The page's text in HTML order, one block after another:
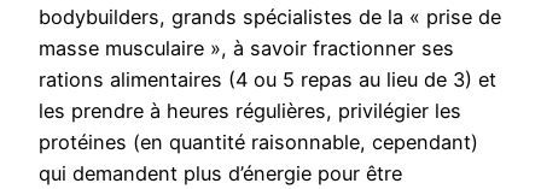
bodybuilders, grands spécialistes de la « prise de
masse musculaire », à savoir fractionner ses
rations alimentaires (4 ou 5 repas au lieu de 3) et
les prendre à heures régulières, privilégier les
protéines (en quantité raisonnable, cependant)
qui demandent plus d’énergie pour être